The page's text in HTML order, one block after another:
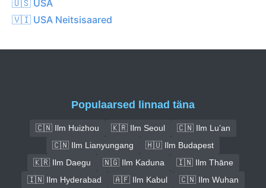
🇺🇸 USA
🇻🇮 USA Neitsisaared
Populaarsed linnad täna
🇨🇳 Ilm Huizhou 🇰🇷 Ilm Seoul
🇨🇳 Ilm Lu’an
🇨🇳 Ilm Lianyungang
🇭🇺 Ilm Budapest
🇰🇷 Ilm Daegu
🇳🇬 Ilm Kaduna
🇮🇳 Ilm Thāne
🇮🇳 Ilm Hyderabad
🇦🇫 Ilm Kabul
🇨🇳 Ilm Wuhan